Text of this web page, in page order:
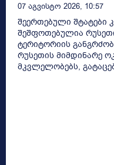
07 Აგვისტო 2026, 10:57
შეერთებული შტატები
შეშფოთებულია
ტერიტორიის
რუსეთის მიმდინარე
მკვლელობებს,